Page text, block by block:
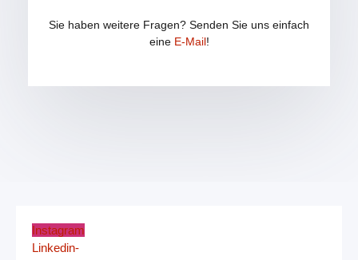
Sie haben weitere Fragen? Senden Sie uns einfach
eine E-Mail!
Instagram
Linkedin-